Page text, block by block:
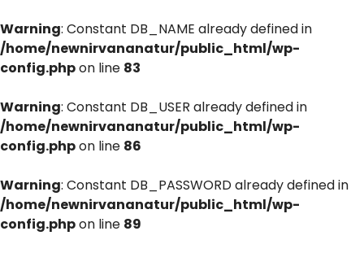
Warning: Constant DB_NAME already defined in
/home/newnirvananatur/public_html/wp-
config.phpon line 83
Warning: Constant DB_USER already defined in
/home/newnirvananatur/public_html/wp-
config.phpon line 86
Warning: Constant DB_PASSWORD already defined in
/home/newnirvananatur/public_html/wp-
config.phpon line 89